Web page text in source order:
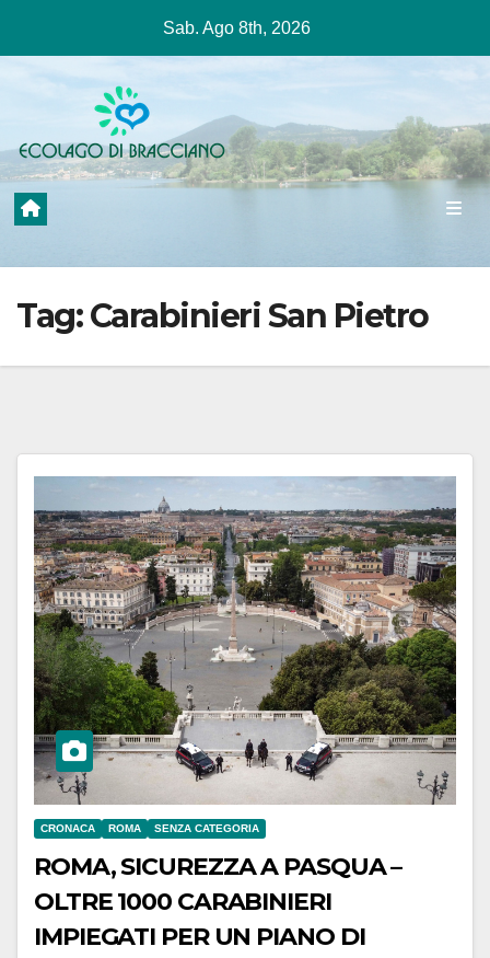
contenuto
Sab. Ago 8th, 2026
Tag:Carabinieri San Pietro
CRONACA ROMA SENZA CATEGORIA
ROMA, SICUREZZA A PASQUA –
OLTRE 1000 CARABINIERI
IMPIEGATI PER UN PIANO DI